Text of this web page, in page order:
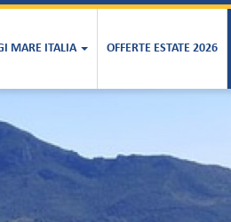
MARE ITALIA OFFERTE ESTATE 2026